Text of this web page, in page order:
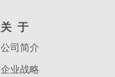
关于
公司简介
企业战略